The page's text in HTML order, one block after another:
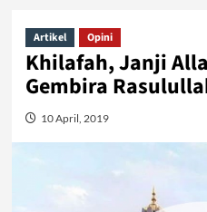
Artikel Opini
Khilafah, Janji
Gembira
10 April, 2019